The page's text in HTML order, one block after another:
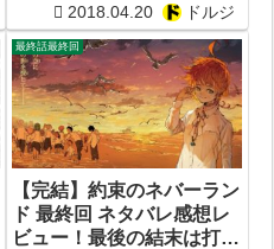
生・うまるを主人公にホンワカ
した日常が描写されてる内容。
内容が内容だけに、どういう終
わり方だったのか気になる方も
多そう。そこで...
2018.04.20 ドルジ
最終話最終回
【完結】約束のネバーラン
ド 最終回 ネタバレ感想レ
ビュー！最後の結末は打ち